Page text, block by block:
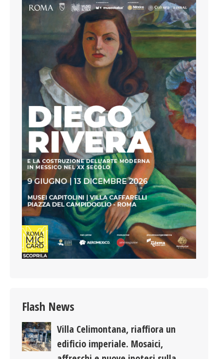
Flash News
Villa Celimontana, riaffiora un
edificio imperiale. Mosaici,